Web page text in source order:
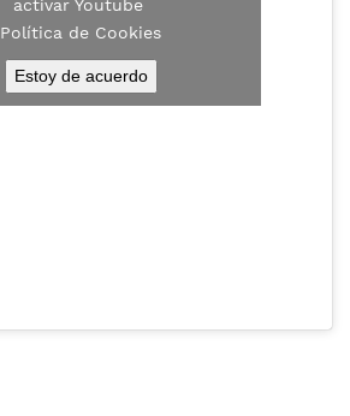
activar Youtube
Política de Cookies
Estoy de acuerdo